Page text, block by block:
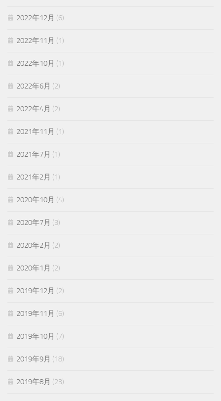
2022年12月 (6)
2022年11月 (1)
2022年10月 (1)
2022年6月 (2)
2022年4月 (2)
2021年11月 (1)
2021年7月 (1)
2021年2月 (1)
2020年10月 (4)
2020年7月 (3)
2020年2月 (2)
2020年1月 (2)
2019年12月 (2)
2019年11月 (6)
2019年10月 (7)
2019年9月 (18)
2019年8月 (23)